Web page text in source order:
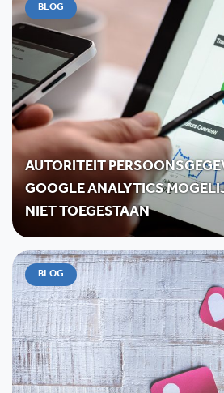
BLOG
AUTORITEIT
GOOGLE ANALYTICS
NIET TOEGESTAAN
BLOG